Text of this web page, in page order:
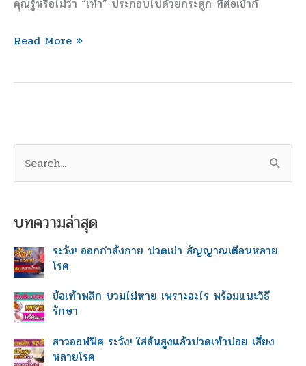
คุณรู้หรือไม่ว่า “เท้า” ประกอบไปด้วยกระดูก ที่ต่อเข้ากั
Read More »
c
f
o
r
:
บทความล่าสุด
ระวัง! ออกกำลังกาย ปวดเข่า สัญญาณเตือนหลาย
โรค
ข้อเท้าพลิก บวมไม่หาย เพราะอะไร พร้อมแนะวิธี
รักษา
สาวออฟฟิศ ระวัง! ใส่ส้นสูงแล้วปวดเท้าบ่อย เสี่ยง
หลายโรค